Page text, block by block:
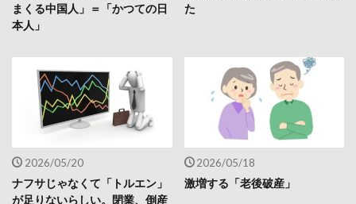
まくる中国人」＝「かつての日
本人」
た
2026/05/20
ナフサじゃなくて「トルエン」
が足りないらしい。閉業、倒産
2026/05/18
激増する「老後破産」